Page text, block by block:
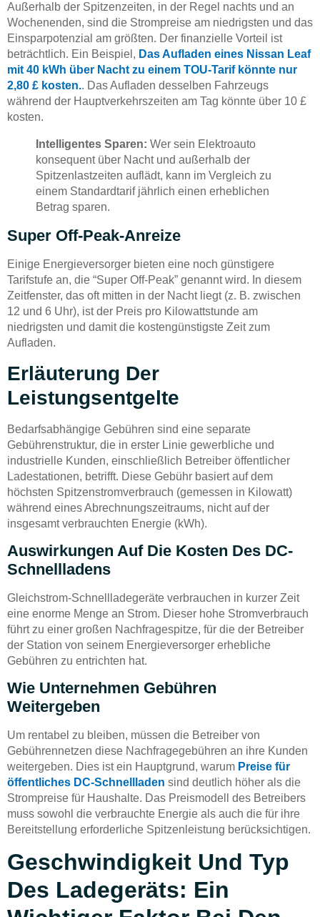
Außerhalb der Spitzenzeiten, in der Regel nachts und an
Wochenenden, sind die Strompreise am niedrigsten und das
Einsparpotenzial am größten. Der finanzielle Vorteil ist
beträchtlich. Ein Beispiel, Das Aufladen eines Nissan Leaf
mit 40 kWh über Nacht zu einem TOU-Tarif könnte nur
2,80 £ kosten.. Das Aufladen desselben Fahrzeugs
während der Hauptverkehrszeiten am Tag könnte über 10 £
kosten.
Intelligentes Sparen: Wer sein Elektroauto
konsequent über Nacht und außerhalb der
Spitzenlastzeiten auflädt, kann im Vergleich zu
einem Standardtarif jährlich einen erheblichen
Betrag sparen.
Super Off-Peak-Anreize
Einige Energieversorger bieten eine noch günstigere
Tarifstufe an, die “Super Off-Peak” genannt wird. In diesem
Zeitfenster, das oft mitten in der Nacht liegt (z. B. zwischen
12 und 6 Uhr), ist der Preis pro Kilowattstunde am
niedrigsten und damit die kostengünstigste Zeit zum
Aufladen.
Erläuterung Der
Leistungsentgelte
Bedarfsabhängige Gebühren sind eine separate
Gebührenstruktur, die in erster Linie gewerbliche und
industrielle Kunden, einschließlich Betreiber öffentlicher
Ladestationen, betrifft. Diese Gebühr basiert auf dem
höchsten Spitzenstromverbrauch (gemessen in Kilowatt)
während eines Abrechnungszeitraums, nicht auf der
insgesamt verbrauchten Energie (kWh).
Auswirkungen Auf Die Kosten Des DC-
Schnellladens
Gleichstrom-Schnellladegeräte verbrauchen in kurzer Zeit
eine enorme Menge an Strom. Dieser hohe Stromverbrauch
führt zu einer großen Nachfragespitze, für die der Betreiber
der Station von seinem Energieversorger erhebliche
Gebühren zu entrichten hat.
Wie Unternehmen Gebühren
Weitergeben
Um rentabel zu bleiben, müssen die Betreiber von
Gebührennetzen diese Nachfragegebühren an ihre Kunden
weitergeben. Dies ist ein Hauptgrund, warum Preise für
öffentliches DC-Schnellladen sind deutlich höher als die
Strompreise für Haushalte. Das Preismodell des Betreibers
muss sowohl die verbrauchte Energie als auch die für ihre
Bereitstellung erforderliche Spitzenleistung berücksichtigen.
Geschwindigkeit Und Typ
Des Ladegeräts: Ein